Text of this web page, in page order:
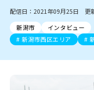
佐渡
新潟市南区
新潟市江南
新潟市・開店
新潟市・
長岡市・閉店
上越市・
ラーメン・開店
ラーメ
スイーツ
カフェ
スポーツ
住宅展示場
習い事・塾 アパレル
観光スポット
温泉・
リラクゼーション・整体
セツコママ ランキング
開店まとめ
閉店まとめ
ラーメンまとめ
飲食店
ファッション
配信日：2021年09月25日 更
新潟市
インタビュー
新潟市西区エリア